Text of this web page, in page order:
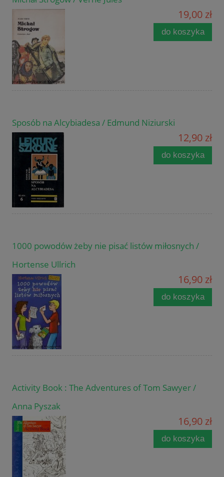
19,00 zł
do koszyka
Sposób na Alcybiadesa / Edmund Niziurski
12,90 zł
do koszyka
1000 powodów żeby nie pisać listów miłosnych /
Hortense Ullrich
16,90 zł
do koszyka
Activity Book : The Adventures of Tom Sawyer /
Anna Pyszak
16,90 zł
do koszyka